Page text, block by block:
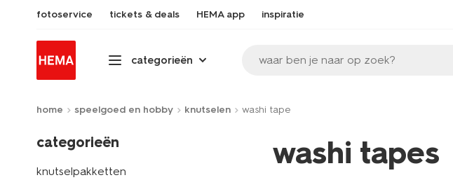
fotoservice tickets & deals HEMA app inspiratie
categorieën waar ben je naar op zoek?
home speelgoed en hobby knutselen washi tape
categorieën
knutselpakketten
washi tapes